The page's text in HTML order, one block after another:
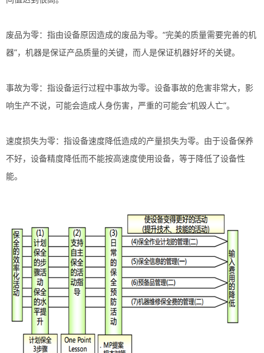
废品为零：指由设备原因造成的废品为零。“完美的质量需要完善的机
器”，机器是保证产品质量的关键，而人是保证机器好坏的关键。
事故为零：指设备运行过程中事故为零。设备事故的危害非常大，影
响生产不说，可能会造成人身伤害，严重的可能会“机毁人亡”。
速度损失为零：指设备速度降低造成的产量损失为零。由于设备保养
不好，设备精度降低而不能按高速度使用设备，等于降低了设备性
能。